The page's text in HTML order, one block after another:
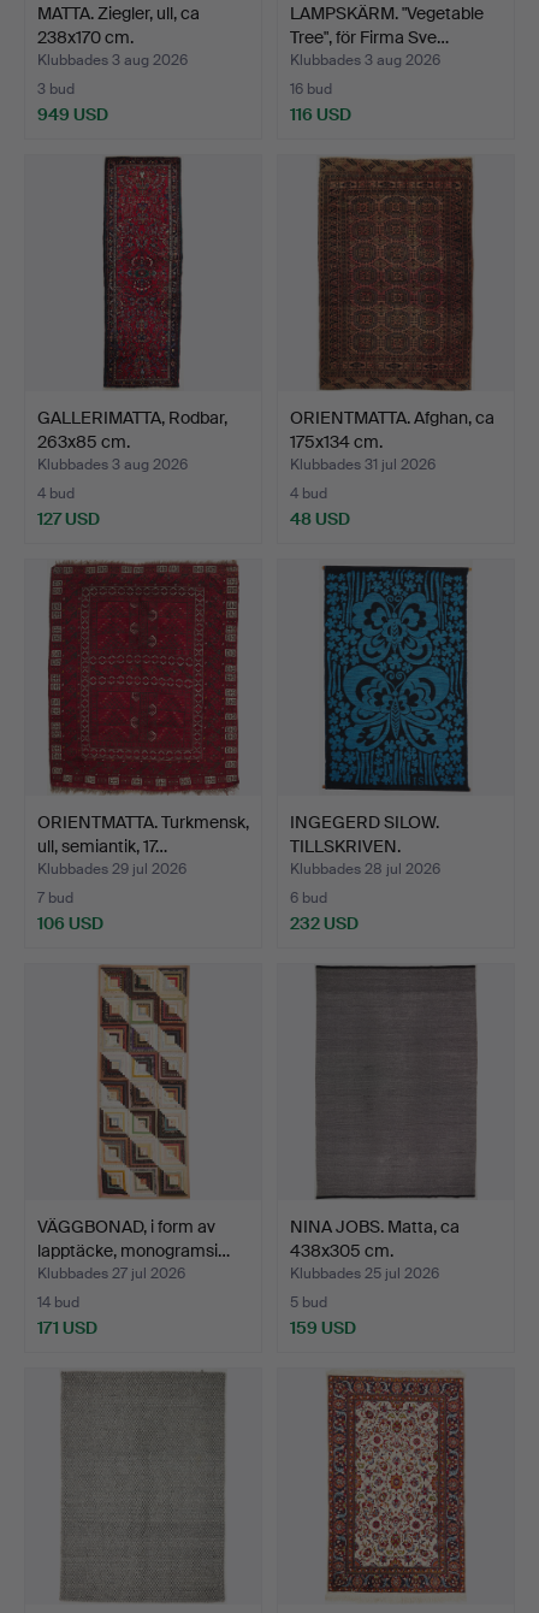
MATTA. Ziegler, ull, ca
238x170 cm.
Klubbades 3 aug 2026
3 bud
949 USD
LAMPSKÄRM. "Vegetable
Tree", för Firma Sve…
Klubbades 3 aug 2026
16 bud
116 USD
GALLERIMATTA, Rodbar,
263x85 cm.
Klubbades 3 aug 2026
4 bud
127 USD
ORIENTMATTA. Afghan, ca
175x134 cm.
Klubbades 31 jul 2026
4 bud
48 USD
ORIENTMATTA. Turkmensk,
ull, semiantik, 17…
Klubbades 29 jul 2026
7 bud
106 USD
INGEGERD SILOW.
TILLSKRIVEN.
VÄGGBONAD, bl…
Klubbades 28 jul 2026
6 bud
232 USD
VÄGGBONAD, i form av
lapptäcke, monogramsi…
Klubbades 27 jul 2026
14 bud
171 USD
NINA JOBS. Matta, ca
438x305 cm.
Klubbades 25 jul 2026
5 bud
159 USD